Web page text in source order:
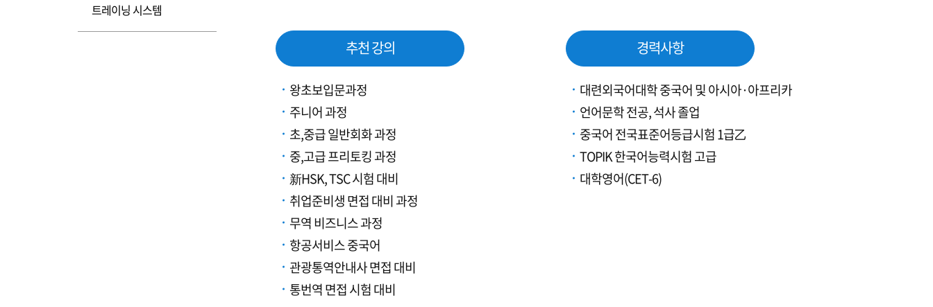
트레이닝 시스템
추천 강의
왕초보입문과정
주니어 과정
초,중급 일반회화 과정
중,고급 프리토킹 과정
新HSK, TSC 시험 대비
취업준비생 면접 대비 과정
무역 비즈니스 과정
항공서비스 중국어
관광통역안내사 면접 대비
통번역 면접 시험 대비
경력사항
대련외국어대학 중국어 및 아시아·아프리카
언어문학 전공, 석사 졸업
중국어 전국표준어등급시험 1급乙
TOPIK 한국어능력시험 고급
대학영어(CET-6)